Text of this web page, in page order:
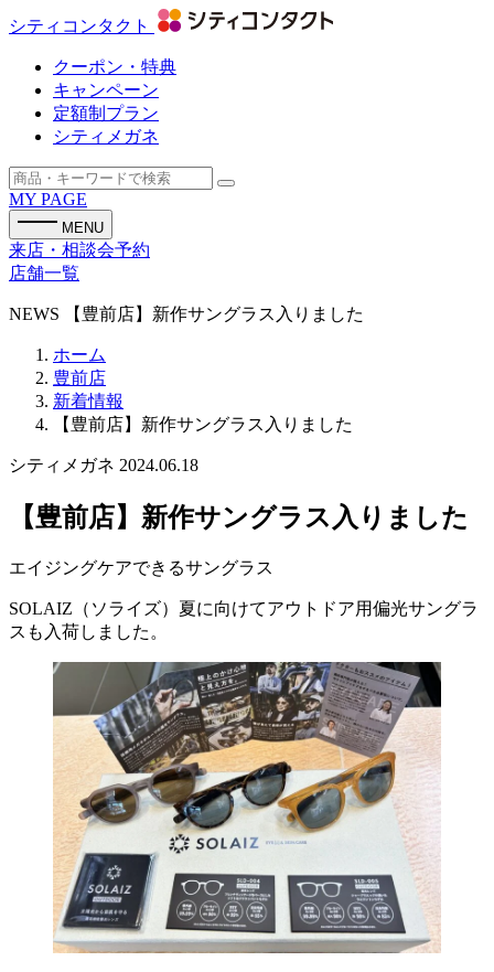
シティコンタクト
クーポン・特典
キャンペーン
定額制プラン
シティメガネ
MY PAGE
MENU
来店・相談会予約
店舗一覧
NEWS 【豊前店】新作サングラス入りました
ホーム
豊前店
新着情報
【豊前店】新作サングラス入りました
シティメガネ 2024.06.18
【豊前店】新作サングラス入りました
エイジングケアできるサングラス
SOLAIZ（ソライズ）夏に向けてアウトドア用偏光サングラ
スも入荷しました。